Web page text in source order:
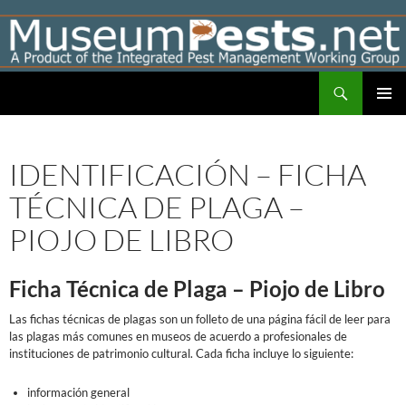
content
IDENTIFICACIÓN – FICHA
TÉCNICA DE PLAGA –
PIOJO DE LIBRO
Ficha Técnica de Plaga – Piojo de Libro
Las fichas técnicas de plagas son un folleto de una página fácil de leer para
las plagas más comunes en museos de acuerdo a profesionales de
instituciones de patrimonio cultural. Cada ficha incluye lo siguiente:
información general